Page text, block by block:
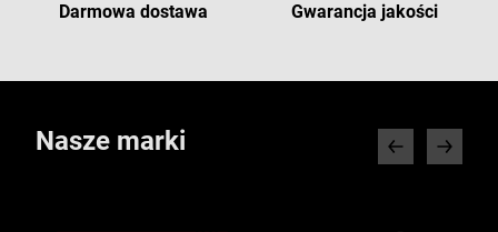
Darmowa dostawa Gwarancja jakości
Nasze marki